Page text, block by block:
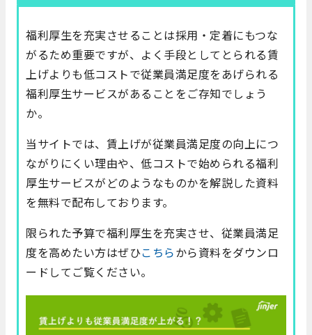
福利厚生を充実させることは採用・定着にもつな
がるため重要ですが、よく手段としてとられる賃
上げよりも低コストで従業員満足度をあげられる
福利厚生サービスがあることをご存知でしょう
か。
当サイトでは、賃上げが従業員満足度の向上につ
ながりにくい理由や、低コストで始められる福利
厚生サービスがどのようなものかを解説した資料
を無料で配布しております。
限られた予算で福利厚生を充実させ、従業員満足
度を高めたい方はぜひこちらから資料をダウンロ
ードしてご覧ください。